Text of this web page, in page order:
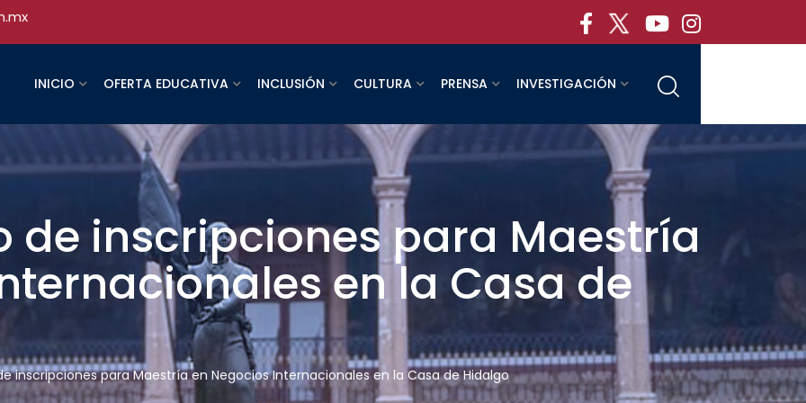
INICIO OFERTA EDUCATIVA INCLUSIÓN CULTURA PRENSA INVESTIGACIÓN
de inscripciones para Maestría
en la Casa de
inscripciones para Maestría en Negocios Internacionales en la Casa de Hidalgo